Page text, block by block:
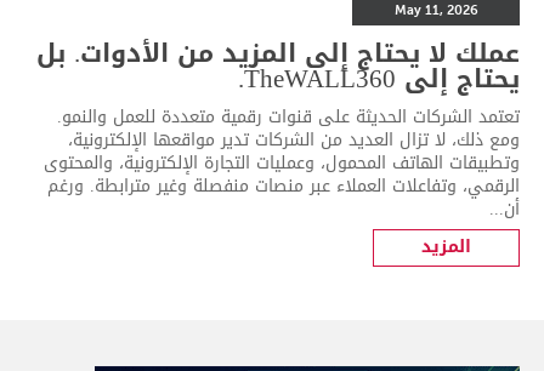
May 11, 2026
عملك لا يحتاج إلى المزيد من الأدوات. بل
يحتاج إلى TheWALL360.
تعتمد الشركات الحديثة على قنوات رقمية متعددة للعمل والنمو.
ومع ذلك، لا تزال العديد من الشركات تدير مواقعها الإلكترونية،
وتطبيقات الهاتف المحمول، وعمليات التجارة الإلكترونية، والمحتوى
الرقمي، وتفاعلات العملاء عبر منصات منفصلة وغير مترابطة. ورغم
أن...
المزيد